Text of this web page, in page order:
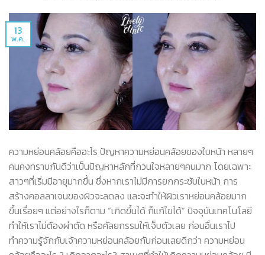
13
พ.ค.
ความหย่อนคล้อยคืออะไร ปัญหาความหย่อนคล้อยของใบหน้า หลายๆ
คนคงทราบกันดีว่าเป็นปัญหาหลักที่กวนใจหลายๆคนมาก โดยเฉพาะ
สาวๆที่เริ่มมีอายุมากขึ้น ซึ่งหากเราไม่มีการยกกระชับใบหน้า การ
สร้างคอลลาเจนของผิวจะลดลง และจะทำให้ผิวเราหย่อนคล้อยมาก
ขึ้นเรื่อยๆ แต่อย่างไรก็ตาม “เกิดขึ้นได้ ก็แก้ไขได้” ปัจจุบันเทคโนโลยี
ทำให้เราไม่ต้องผ่าตัด หรือศัลยกรรมให้เจ็บตัวเลย ก่อนอื่นเราไป
ทำความรู้จักกับเจ้าความหย่อนคล้อยกันก่อนเลยดีกว่า ความหย่อน